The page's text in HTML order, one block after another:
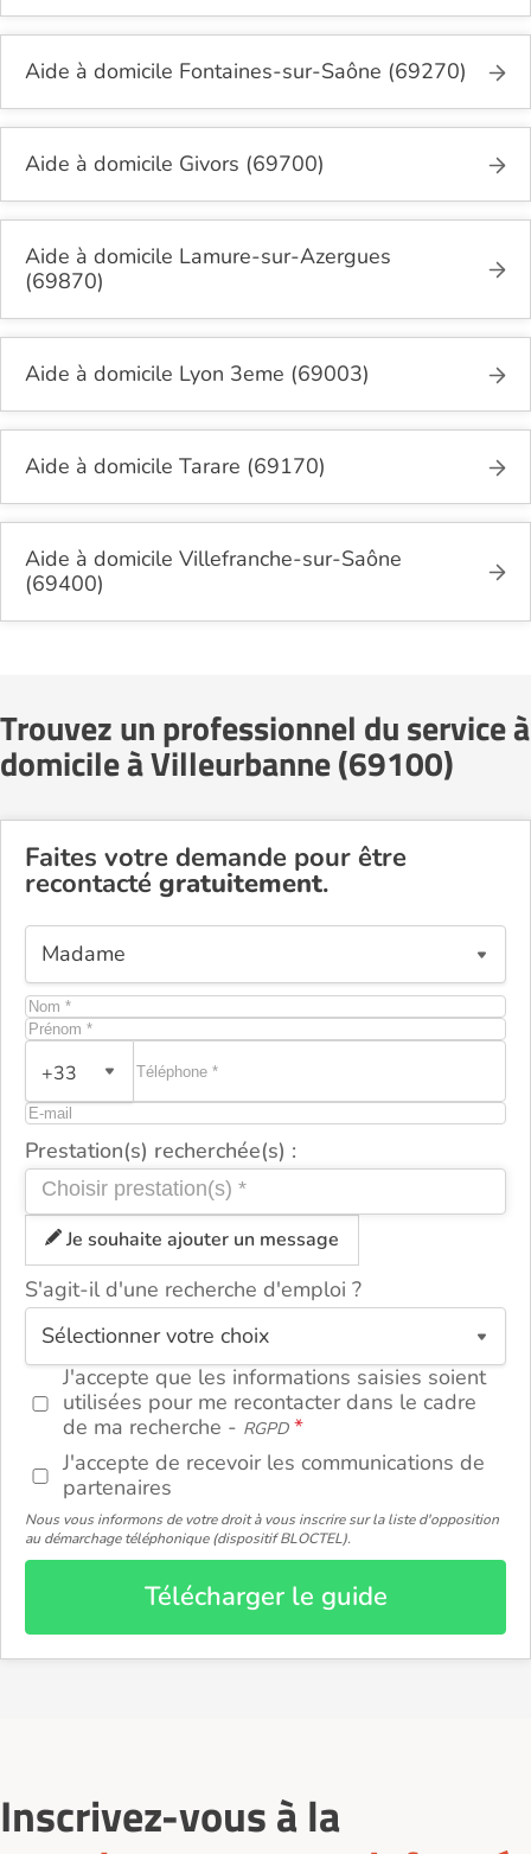
Aide à domicile Fontaines-sur-Saône (69270)
Aide à domicile Givors (69700)
Aide à domicile Lamure-sur-Azergues
(69870)
Aide à domicile Lyon 3eme (69003)
Aide à domicile Tarare (69170)
Aide à domicile Villefranche-sur-Saône
(69400)
Trouvez un professionnel du service à
domicile à Villeurbanne (69100)
Faites votre demande pour être
recontacté gratuitement.
+33
Prestation(s) recherchée(s) :
Je souhaite ajouter un message
S'agit-il d'une recherche d'emploi ?
J'accepte que les informations saisies soient
utilisées pour me recontacter dans le cadre
de ma recherche - RGPD
J'accepte de recevoir les communications de
partenaires
Nous vous informons de votre droit à vous inscrire sur la liste d'opposition
au démarchage téléphonique (dispositif BLOCTEL).
Télécharger le guide
ou
Inscrivez-vous à la